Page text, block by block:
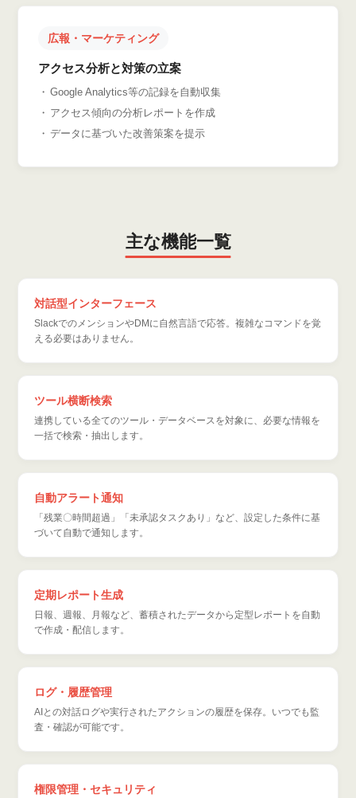
広報・マーケティング
アクセス分析と対策の立案
Google Analytics等の記録を自動収集
アクセス傾向の分析レポートを作成
データに基づいた改善策案を提示
主な機能一覧
対話型インターフェース
SlackでのメンションやDMに自然言語で応答。複雑なコマンドを覚
える必要はありません。
ツール横断検索
連携している全てのツール・データベースを対象に、必要な情報を
一括で検索・抽出します。
自動アラート通知
「残業〇時間超過」「未承認タスクあり」など、設定した条件に基
づいて自動で通知します。
定期レポート生成
日報、週報、月報など、蓄積されたデータから定型レポートを自動
で作成・配信します。
ログ・履歴管理
AIとの対話ログや実行されたアクションの履歴を保存。いつでも監
査・確認が可能です。
権限管理・セキュリティ